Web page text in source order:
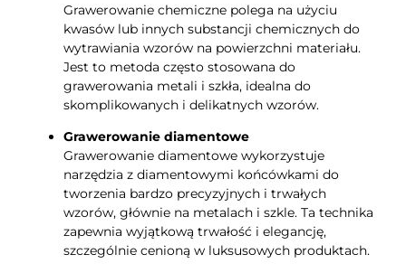
Grawerowanie chemiczne polega na użyciu
kwasów lub innych substancji chemicznych do
wytrawiania wzorów na powierzchni materiału.
Jest to metoda często stosowana do
grawerowania metali i szkła, idealna do
skomplikowanych i delikatnych wzorów.
Grawerowanie diamentowe
Grawerowanie diamentowe wykorzystuje
narzędzia z diamentowymi końcówkami do
tworzenia bardzo precyzyjnych i trwałych
wzorów, głównie na metalach i szkle. Ta technika
zapewnia wyjątkową trwałość i elegancję,
szczególnie cenioną w luksusowych produktach.